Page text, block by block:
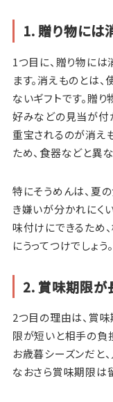
1. 贈り物には
1つ目に、贈り物に
ます。消えものとは
ないギフトです。贈
好みなどの見当が付
重宝されるのが消え
ため、食器などと異
特にそうめんは、夏
き嫌いが分かれにく
味付けにできるため
にうってつけでしょう。
2. 賞味期限が
2つ目の理由は、賞
限が短いと相手の負
お歳暮シーズンだと
なおさら賞味期限は